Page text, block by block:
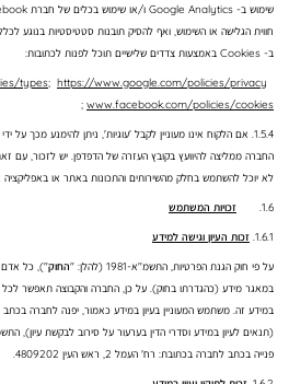
חווית הגלישה או השימוש, ואף להסיק תובנות סטטיסטיות בנוגע
ב- Cookies באמצעות צדדים שלישיים תוכל לפנות לכתובות:
types; https://www.google.com/policies/privacy
; www.facebook.com/policies/cookies
1.5.4. אם הלקוח אינו מעוניין לקבל 'עוגיות', ניתן להימנע מכך
החברה ממליצה להיוועץ בקובץ העזרה של הדפדפן. יש לזכור, עם
לא יוכל להשתמש בחלק מהשירותים והתכונות באתר או
1.6. זכויות המשתמש
1.6.1. זכות העיון וגישה למידע
על פי חוק הגנת הפרטיות, התשמ"א-1981 (להלן: " החוק"), כל אדם
במאגר מידע (כהגדרתו בחוק). על כן, החברה והקבוצה תאפשר לכל
במידע זה. משתמש המעוניין בעיון במידע כאמור, יפנה לחברה
(תנאים לעיון במידע וסדרי הדין בערעור על סירוב לבקשת עיון), התשמ"א-1981
פנייה בכתב לחברה בכתובת: רח' העמל 2, ראש העין 4809202.